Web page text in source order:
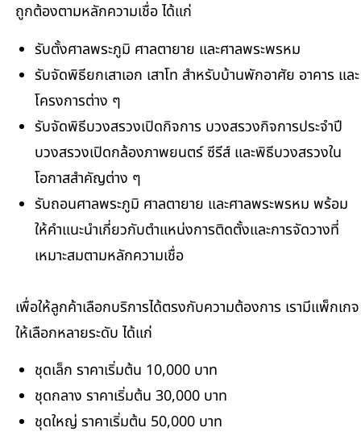
ถูกต้องตามหลักความเชื่อ ได้แก่
รับตั้งศาลพระภูมิ ศาลตายาย และศาลพระพรหม
รับจัดพิธียกเสาเอก เสาโท สำหรับบ้านพักอาศัย อาคาร และ
โครงการต่าง ๆ
รับจัดพิธีบวงสรวงเปิดกิจการ บวงสรวงกิจการประจำปี
บวงสรวงเปิดกล้องภาพยนตร์ ซีรีส์ และพิธีบวงสรวงใน
โอกาสสำคัญต่าง ๆ
รับถอนศาลพระภูมิ ศาลตายาย และศาลพระพรหม พร้อม
ให้คำแนะนำเกี่ยวกับตำแหน่งการติดตั้งและการจัดวางที่
เหมาะสมตามหลักความเชื่อ
เพื่อให้ลูกค้าเลือกบริการได้ตรงกับความต้องการ เรามีแพ็กเกจ
ให้เลือกหลายระดับ ได้แก่
ชุดเล็ก ราคาเริ่มต้น 10,000 บาท
ชุดกลาง ราคาเริ่มต้น 30,000 บาท
ชุดใหญ่ ราคาเริ่มต้น 50,000 บาท